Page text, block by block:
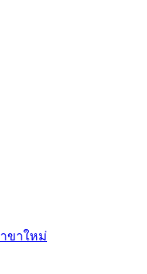
ขาใหม่